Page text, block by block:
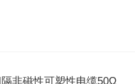
非磁性可塑性电缆50Ω